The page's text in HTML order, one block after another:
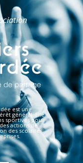
est une
général. Elle
sportives pour
actions de
des scolaires,